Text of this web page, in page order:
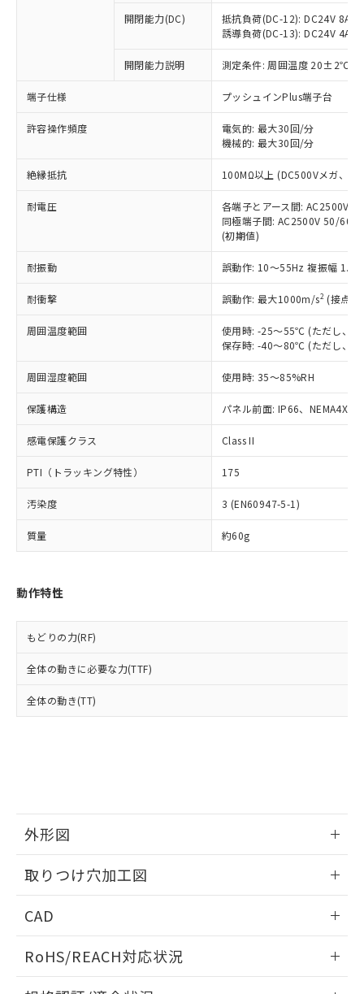
開閉能力(DC)
抵抗負荷(DC-12): DC24V 8A/
誘導負荷(DC-13): DC24V 4A/
開閉能力説明 測定条件: 周囲温度 20±2℃、
端子仕様 プッシュインPlus端子台
許容操作頻度
電気的: 最大30回/分
機械的: 最大30回/分
絶縁抵抗 100MΩ以上 (DC500Vメガ、点
耐電圧
各端子とアース間: AC2500V
同極端子間: AC2500V 50/
(初期値)
耐振動 誤動作: 10～55Hz 複振幅
耐衝撃 誤動作: 最大1000m/s2 (接点
周囲温度範囲
使用時: -25～55℃ (ただし、氷
保存時: -40～80℃ (ただし、氷
周囲湿度範囲 使用時: 35～85%RH
保護構造 パネル前面: IP66、NEMA4X,
感電保護クラス Class II
PTI（トラッキング特性） 175
汚染度 3 (EN60947-5-1)
質量 約60g
動作特性
もどりの力(RF)
全体の動きに必要な力(TTF)
全体の動き(TT)
外形図
取りつけ穴加工図
CAD
ドすることができます。
RoHS/REACH対応状況
本サービスは、当社制御機器事業取扱
商品の当社在庫状況および標準価格
(税抜)を提供させていただくもので
当社制御機器事業取扱商品の中には、
本サービスの対象外となる商品もある
ことをご了承ください。
在庫状況および標準価格照会結果は、
記載している更新日時点での社内デー
タに基づき作成されるものであり、閲
覧された時点での実際の在庫および標
準価格とは異なる場合があることをご
正式な納期状況および標準価格はお客
様のお取引先、またはお客様担当のオ
ムロン制御機器販売店・当社販売員に
オムロン制御機器販売店や当社販売拠
在庫状況および標準価格結果を当社の
事前の承諾なく第三者に漏洩または開
示しないようお願いします。
マイパーツ機能（部品リスト作成サー
ビス）をご利用いただくには、I-Web
メンバーズにご登録されている必要が
お客様が当ウェブサイト上で当社にご
登録された部品リストについて、当社
および当社の共同利用者が、当社の製
引・商談に必要な範囲で利用すること
調査・確認中：EU RoHS指令（10物質）の
非含有の対応状況を調査中または確認中の
非該当品：ライセンス料など無形物で、有
害物質有無と関係のない商品です。
仕入先様の事情により、非含有部品として
いたものが、含有品と判明した場合などや
むを得ず変更することがあります。
鉛(Pb) 1000ppm以下、 水銀(Hg) 1000ppm以下、 カド
ミウム(Cd) 100ppm以下、
類(PBB) 1000ppm以下、ポリ臭化ジフェニルエーテル類
(PBDE) 1000ppm以下、フタル酸ビス(2-エチルヘキシ
ル) (DEHP)(別名：DOP) 1000ppm以下、フタル酸ブチ
ルベンジル（BBP） 1000ppm以下、フタル酸ジブチル
但し、RoHS指令で産業用監視および制御機器に対する
フタル酸エステル類の４物質については閾値を超える意
図的な使用がないことを確認しています。
月が前後することがあります。
※3 非含有証明書ダウンロード
下記の非含有証明書をダウンロードするこ
るもので、過去に遡って非含有を証明する
ものではありません。
物質の対応では、対応完了までの期間は出
欄に対応日を記載しておりました。
※1 中国RoHS○×表
「○」：最大均質材料含有率が中国RoHSの
基準値以下であることを示します。
「×」：最大均質材料含有率が中国RoHSの
基準値を超えていることを示します。
「－」：未確認です。当社販売部門へお問
*中国RoHS10物質の基準値 (GB/T26572)：
Cr(Ⅵ)(六価クロム) : 1000ppm、 PBBs(ポリ臭化ビフェ
ニル類) : 1000ppm、 PBDEs(ポリ臭化ジフェニルエーテ
イソブチル) : 1000ppm、 BBP(フタル酸ブチルベンジ
DEHP(フタル酸ビス(2-エチルヘキシル)) : 1000ppm
※2 環境保護使用期限
「ｅ」：有害物質（10物質）のすべてが基
準値以下であることを示します。
質が外部に漏えいし、環境に深刻な影響を
及ぼさない年数を意味します。
「－」：未確認です。当社販売部門へお問
い合わせください。
当社は、これら貴社製品のうち、外国
為替および外国貿易法に定める商品
（以下｢規制貨物等」という）を輸出
または国外への提供する場合は、日本
国政府の輸出許可(または役務取引許
当社は規制貨物を破棄する場合は、完
全に破砕するなど、違法に輸出されな
いよう必要な手段を講じます。
当社は貴社製品を、核兵器、ミサイ
ル、化学兵器、生物兵器またはその他
武器並びにこれらの製造装置等に一切
当社は、貴社製品を第三者に販売する
該第三者に通知します。また当社は、
販売先および販売に係わる関係者が違
法に輸出するおそれがある場合は、取
り引きをいたしません。
キャンセル
一定数以上の在庫あり
一定数には満たないが在庫あり
在庫なし(最新の在庫状況につ
いては、お客様のお取引先、ま
たはお客様担当のオムロン制御
機器販売店・当社販売員にご確
受注生産機種、また在庫状況の
情報を公開していない機種